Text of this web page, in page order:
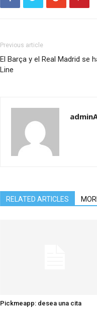
Previous article
El Barça y el Real Madrid se
Line
RELATED ARTICLES
Pickmeapp: desea una cita